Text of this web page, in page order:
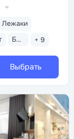
Лежаки
Бассейн открытый + 9
Выбрать